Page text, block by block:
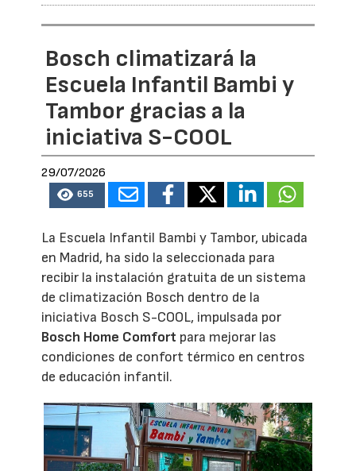
Bosch climatizará la
Escuela Infantil Bambi y
Tambor gracias a la
iniciativa S-COOL
29/07/2026
655
La Escuela Infantil Bambi y Tambor, ubicada
en Madrid, ha sido la seleccionada para
recibir la instalación gratuita de un sistema
de climatización Bosch dentro de la
iniciativa Bosch S-COOL, impulsada por
Bosch Home Comfort para mejorar las
condiciones de confort térmico en centros
de educación infantil.